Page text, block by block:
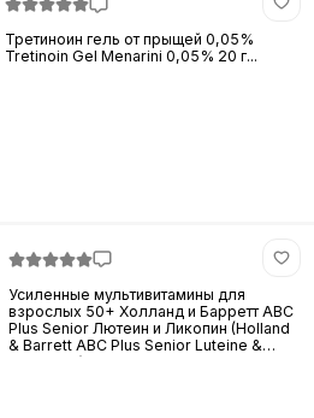
Третиноин гель от прыщей 0,05%
Tretinoin Gel Menarini 0,05% 20 г...
Усиленные мультивитамины для
взрослых 50+ Холланд и Барретт ABC
Plus Senior Лютеин и Ликопин (Holland
& Barrett ABC Plus Senior Luteine &
Lycopeen) 120 таб...